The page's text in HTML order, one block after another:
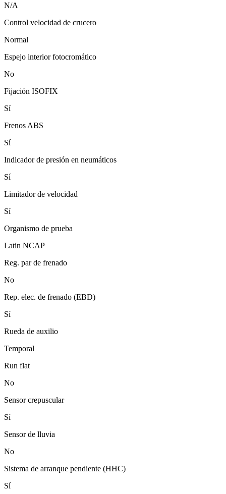
N/A
Control velocidad de crucero
Normal
Espejo interior fotocromático
No
Fijación ISOFIX
Sí
Frenos ABS
Sí
Indicador de presión en neumáticos
Sí
Limitador de velocidad
Sí
Organismo de prueba
Latin NCAP
Reg. par de frenado
No
Rep. elec. de frenado (EBD)
Sí
Rueda de auxilio
Temporal
Run flat
No
Sensor crepuscular
Sí
Sensor de lluvia
No
Sistema de arranque pendiente (HHC)
Sí